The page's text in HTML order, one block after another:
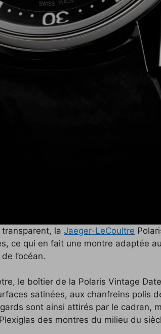
la Jaeger-LeCoultre
ce qui en fait une montre adaptée
l’océan.
le boîtier de la Polaris Vintage
satinées, aux chanfreins polis
sont ainsi attirés par le cadran,
des montres du milieu du